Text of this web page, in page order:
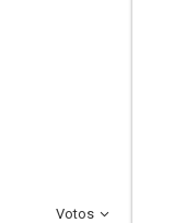
Votos